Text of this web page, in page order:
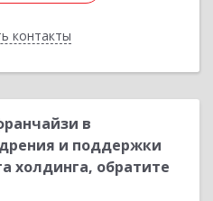
контакты
в
и поддержки
холдинга, обратите